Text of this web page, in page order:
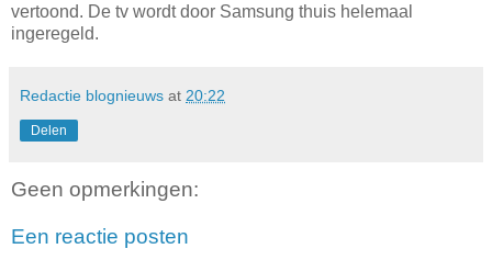
vertoond. De tv wordt door Samsung thuis helemaal
ingeregeld.
Redactie blognieuws at 20:22
Delen
Geen opmerkingen:
Een reactie posten